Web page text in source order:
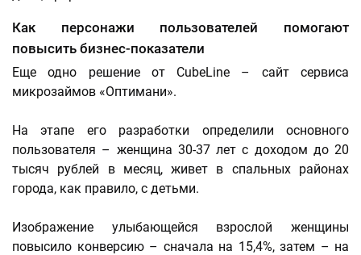
Как персонажи пользователей помогают
повысить бизнес-показатели
Еще одно решение от CubeLine – сайт сервиса
микрозаймов «Оптимани».
На этапе его разработки определили основного
пользователя – женщина 30-37 лет с доходом до 20
тысяч рублей в месяц, живет в спальных районах
города, как правило, с детьми.
Изображение улыбающейся взрослой женщины
повысило конверсию – сначала на 15,4%, затем – на